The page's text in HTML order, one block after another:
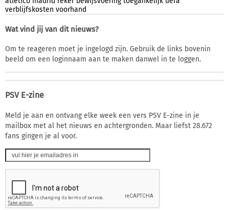
verblijfskosten voorhand
Wat vind jij van dit nieuws?
Om te reageren moet je ingelogd zijn. Gebruik de links bovenin
beeld om een loginnaam aan te maken danwel in te loggen.
PSV E-zine
Meld je aan en ontvang elke week een vers PSV E-zine in je
mailbox met al het nieuws en achtergronden. Maar liefst 28.672
fans gingen je al voor.